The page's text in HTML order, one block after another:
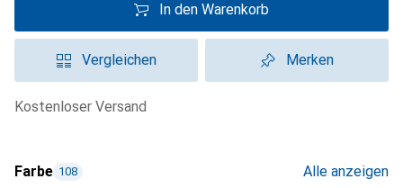
In den Warenkorb
Vergleichen Merken
kostenloser Versand
Farbe 108 Alle anzeigen